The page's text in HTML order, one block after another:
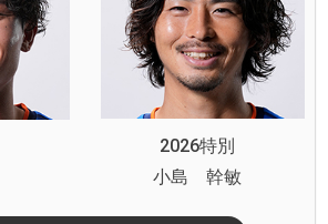
2026特別
小島 幹敏